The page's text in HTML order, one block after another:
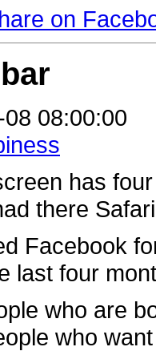
on
08:00:00
has
there
Facebook
last four
who are
who